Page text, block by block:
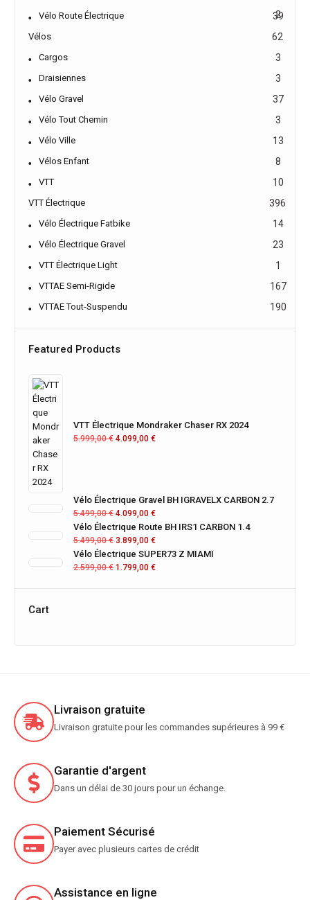
2
Vélo Route Électrique 39
Vélos 62
Cargos 3
Draisiennes 3
Vélo Gravel 37
Vélo Tout Chemin 3
Vélo Ville 13
Vélos Enfant 8
VTT 10
VTT Électrique 396
Vélo Électrique Fatbike 14
Vélo Électrique Gravel 23
VTT Électrique Light 1
VTTAE Semi-Rigide 167
VTTAE Tout-Suspendu 190
Featured Products
VTT Électrique Mondraker Chaser RX 2024
5.999,00€ 4.099,00 €
Vélo Électrique Gravel BH IGRAVELX CARBON 2.7
5.499,00€ 4.099,00 €
Vélo Électrique Route BH IRS1 CARBON 1.4
5.499,00€ 3.899,00 €
Vélo Électrique SUPER73 Z MIAMI
2.599,00€ 1.799,00 €
Cart
Livraison gratuite
Livraison gratuite pour les commandes supérieures à 99 €
Garantie d'argent
Dans un délai de 30 jours pour un échange.
Paiement Sécurisé
Payer avec plusieurs cartes de crédit
Assistance en ligne